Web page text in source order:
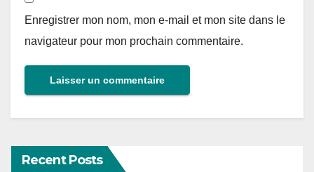
Enregistrer mon nom, mon e-mail et mon site dans le
navigateur pour mon prochain commentaire.
Recent Posts